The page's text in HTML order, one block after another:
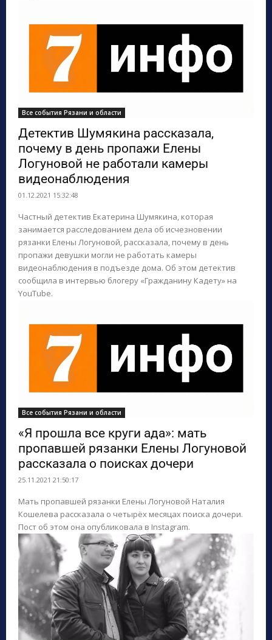
Все события Рязани и области
Детектив Шумякина рассказала,
почему в день пропажи Елены
Логуновой не работали камеры
видеонаблюдения
01.12.2021 15:32:48
Частный детектив Екатерина Шумякина, которая
занимается расследованием дела об исчезновении
рязанки Елены Логуновой, рассказала, почему в день
пропажи девушки могли не работать камеры
видеонаблюдения в подъезде дома. Об этом детектив
сообщила в интервью блогеру «Гражданину Кадету» на
YouTube.
Все события Рязани и области
«Я прошла все круги ада»: мать
пропавшей рязанки Елены Логуновой
рассказала о поисках дочери
25.11.2021 21:50:17
Мать пропавшей рязанки Елены Логуновой Наталия
Кошелева рассказала о четырёх месяцах поиска дочери.
Пост об этом она опубликовала в Instagram.